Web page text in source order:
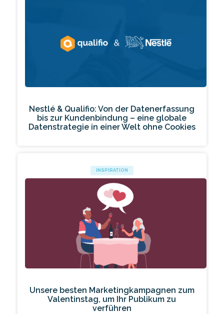
Nestlé & Qualifio: Von der Datenerfassung
bis zur Kundenbindung – eine globale
Datenstrategie in einer Welt ohne Cookies
INSPIRATION
Unsere besten Marketingkampagnen zum
Valentinstag, um Ihr Publikum zu
verführen